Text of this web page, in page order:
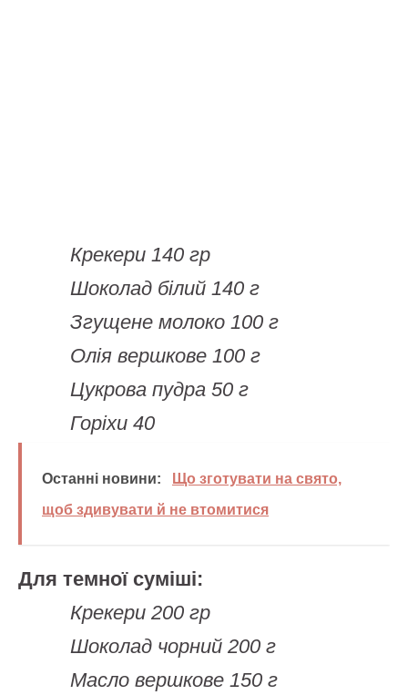
Крекери 140 гр
Шоколад білий 140 г
Згущене молоко 100 г
Олія вершкове 100 г
Цукрова пудра 50 г
Горіхи 40
Останні новини:
Що зготувати на свято,
щоб здивувати й не втомитися
Для темної суміші:
Крекери 200 гр
Шоколад чорний 200 г
Масло вершкове 150 г